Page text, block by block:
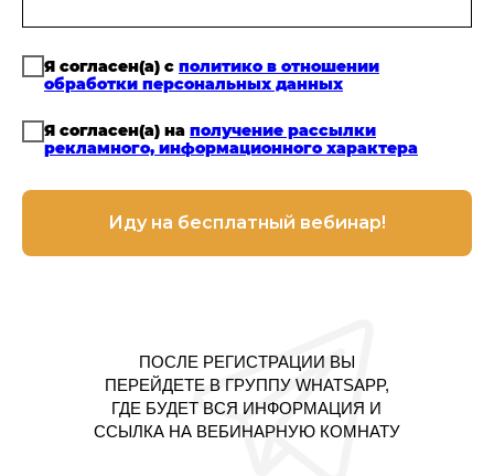
Я согласен(а) с политико в отношении
обработки персональных данных
Я согласен(а) на получение рассылки
рекламного, информационного характера
Иду на бесплатный вебинар!
ПОСЛЕ РЕГИСТРАЦИИ ВЫ
ПЕРЕЙДЕТЕ В ГРУППУ WHATSAPP,
ГДЕ БУДЕТ ВСЯ ИНФОРМАЦИЯ И
ССЫЛКА НА ВЕБИНАРНУЮ КОМНАТУ